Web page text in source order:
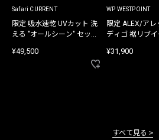
Safari CURRENT
限定 吸水速乾 UVカット 洗
える "オールシーン" セット
¥49,500
WP WESTPOINT
限定 ALEX/アレ
ディゴ 裾リブイ
¥31,900
すべて見る